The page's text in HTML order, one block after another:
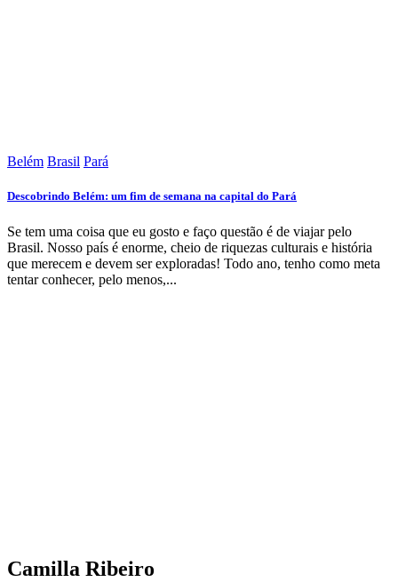
Belém Brasil Pará
Descobrindo Belém: um fim de semana na capital do Pará
Se tem uma coisa que eu gosto e faço questão é de viajar pelo
Brasil. Nosso país é enorme, cheio de riquezas culturais e história
que merecem e devem ser exploradas! Todo ano, tenho como meta
tentar conhecer, pelo menos,...
Camilla Ribeiro